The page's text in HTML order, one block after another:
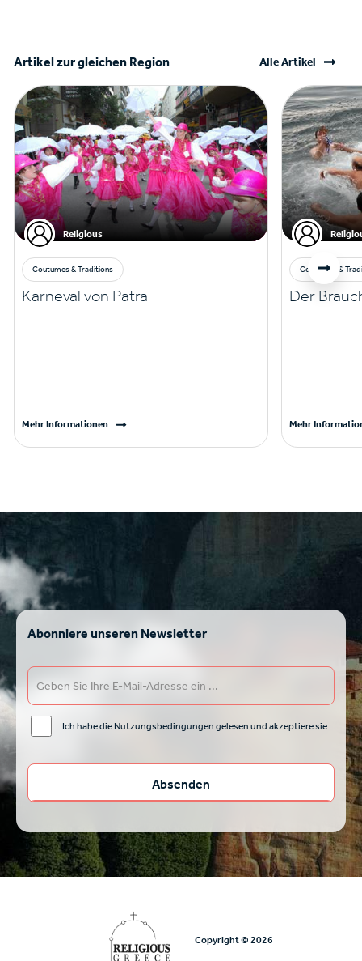
Artikel zur gleichen Region Alle Artikel
Religious
Coutumes & Traditions
Karneval von Patra
Mehr Informationen
Coutumes &
Der
Mehr
Abonniere unseren Newsletter
Ich habe die Nutzungsbedingungen gelesen und akzeptiere sie
Copyright © 2026